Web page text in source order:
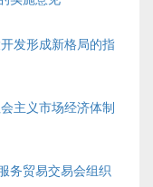
发形成新格局的指
主义市场经济体制
务贸易交易会组织